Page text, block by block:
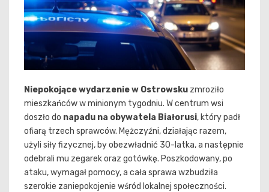
Niepokojące wydarzenie w Ostrowsku zmroziło
mieszkańców w minionym tygodniu. W centrum wsi
doszło do napadu na obywatela Białorusi, który padł
ofiarą trzech sprawców. Mężczyźni, działając razem,
użyli siły fizycznej, by obezwładnić 30-latka, a następnie
odebrali mu zegarek oraz gotówkę. Poszkodowany, po
ataku, wymagał pomocy, a cała sprawa wzbudziła
szerokie zaniepokojenie wśród lokalnej społeczności.